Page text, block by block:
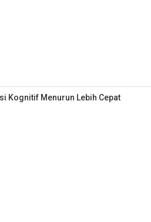
Kognitif Menurun Lebih Cepat